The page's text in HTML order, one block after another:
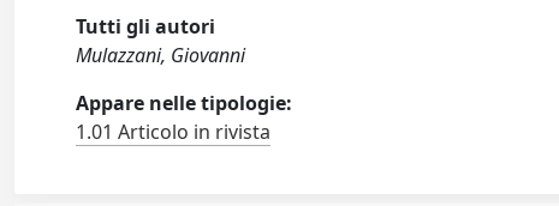
Tutti gli autori
Mulazzani, Giovanni
Appare nelle tipologie:
1.01 Articolo in rivista